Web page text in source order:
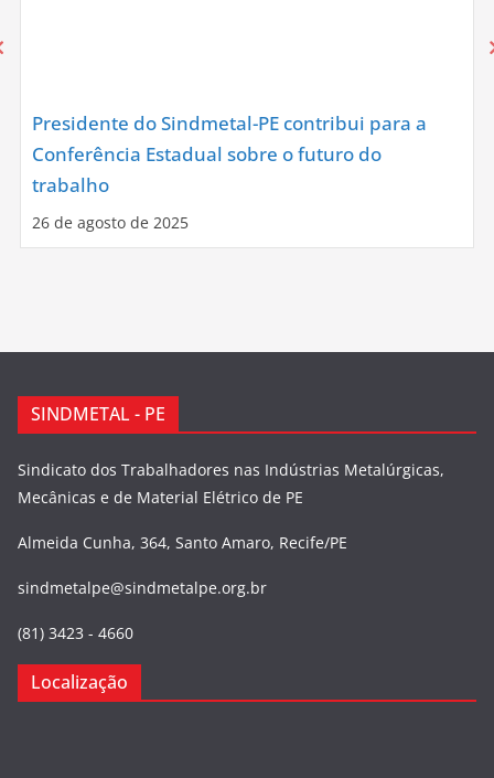
Presidente do Sindmetal-PE contribui para a
Conferência Estadual sobre o futuro do
trabalho
26 de agosto de 2025
SINDMETAL - PE
Sindicato dos Trabalhadores nas Indústrias Metalúrgicas,
Mecânicas e de Material Elétrico de PE
Almeida Cunha, 364, Santo Amaro, Recife/PE
sindmetalpe@sindmetalpe.org.br
(81) 3423 - 4660
Localização